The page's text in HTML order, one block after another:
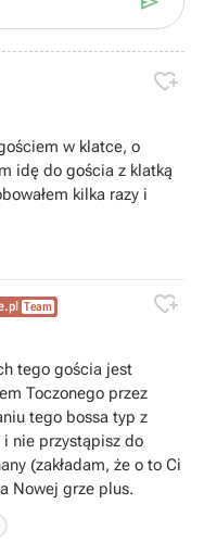

w klatce, o
idę do gościa z klatką
kilka razy i
Team 
tego gościa jest
Toczonego przez
tego bossa typ z
i nie przystąpisz do
(zakładam, że o to Ci
Nowej grze plus.